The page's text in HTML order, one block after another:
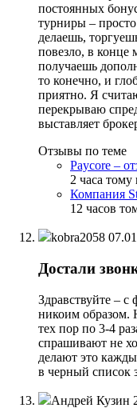
постоянных
турниры –
делаешь,
повезло, в конце
получаешь
то конечно, и
приятно. Я
перекрываю
выставляет
Отзывы по теме
Paycore –
2 часа тому
Компания
12 часов
kobra2058
Достали
Здравствуйте – с
никоим образом.
тех пор по 3-4
спрашивают не
делают это
в черный список
Андрей Кузин